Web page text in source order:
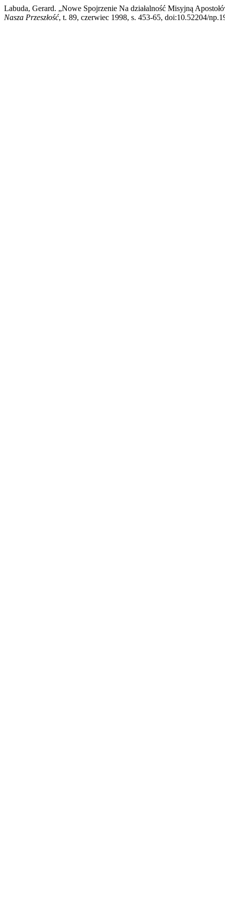
Labuda, Gerard. „Nowe Spojrzenie Na działalność Misyjną
Nasza Przeszłość, t. 89, czerwiec 1998, s. 453-65, doi:10.52204/